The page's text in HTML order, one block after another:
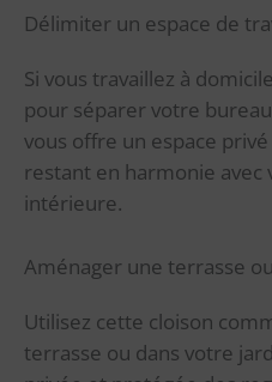
Délimiter un espace de
Si vous travaillez à
pour séparer votre
vous offre un espace
restant en harmonie
intérieure.
Aménager une terrasse
Utilisez cette cloison
terrasse ou dans votre